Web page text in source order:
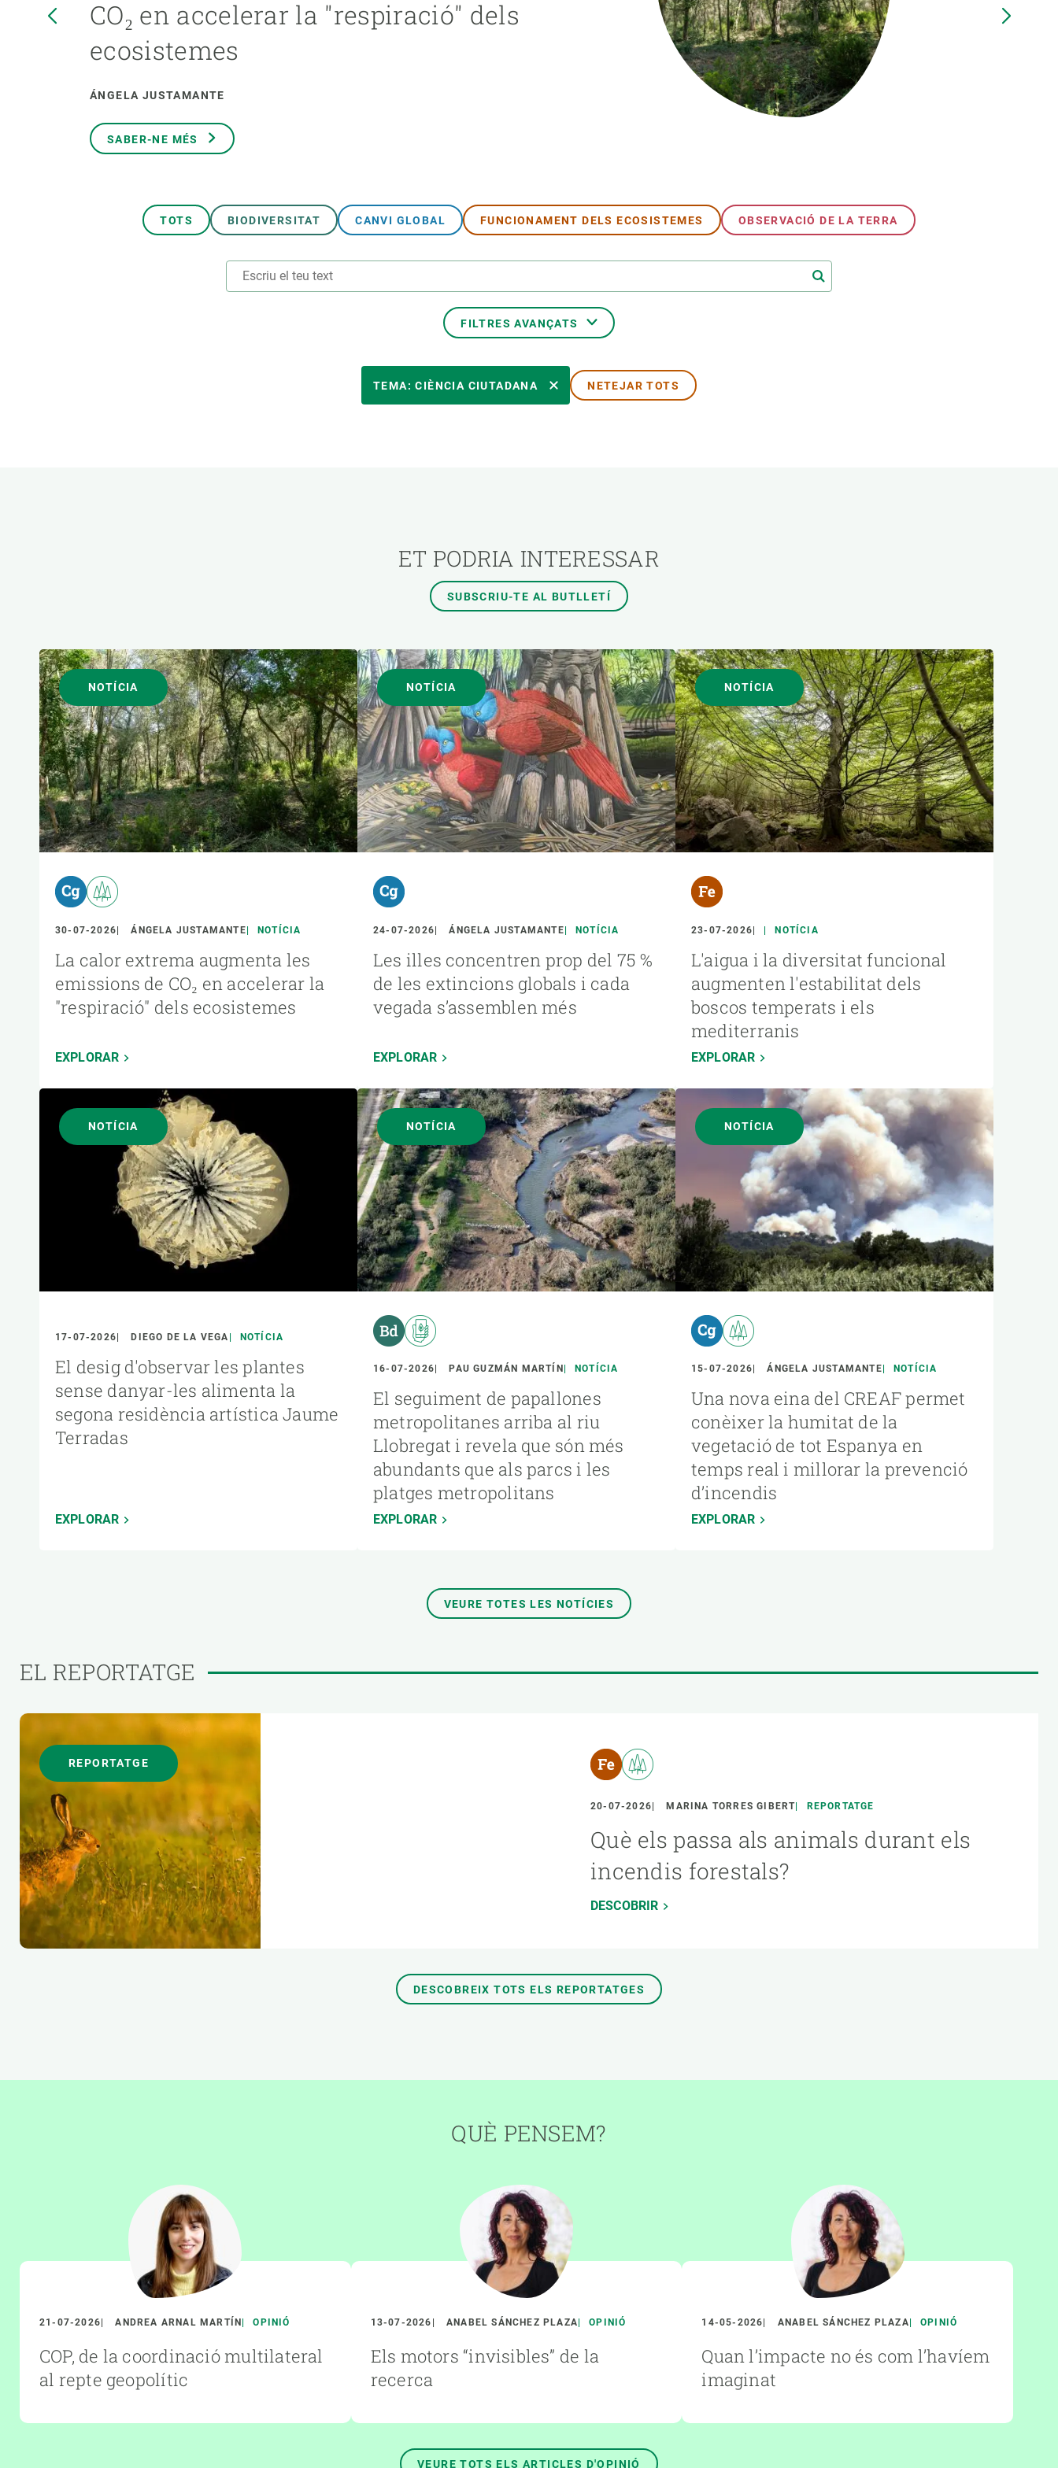
CO₂ en accelerar la "respiració" dels
ecosistemes
ÁNGELA JUSTAMANTE
SABER-NE MÉS
TOTS BIODIVERSITAT CANVI GLOBAL FUNCIONAMENT DELS ECOSISTEMES OBSERVACIÓ DE LA TERRA
FILTRES AVANÇATS
TEMES TRANSVERSALS
TEMA: CIÈNCIA CIUTADANA NETEJAR TOTS
ET PODRIA INTERESSAR
SUBSCRIU-TE AL BUTLLETÍ
NOTÍCIA
30-07-2026 ÁNGELA JUSTAMANTE NOTÍCIA
La calor extrema augmenta les
emissions de CO₂ en accelerar la
"respiració" dels ecosistemes
EXPLORAR
NOTÍCIA
24-07-2026 ÁNGELA JUSTAMANTE NOTÍCIA
Les illes concentren prop del 75 %
de les extincions globals i cada
vegada s’assemblen més
EXPLORAR
NOTÍCIA
23-07-2026 NOTÍCIA
L'aigua i la diversitat funcional
augmenten l'estabilitat dels
boscos temperats i els
mediterranis
EXPLORAR
NOTÍCIA
17-07-2026 DIEGO DE LA VEGA NOTÍCIA
El desig d'observar les plantes
sense danyar-les alimenta la
segona residència artística Jaume
Terradas
EXPLORAR
NOTÍCIA
16-07-2026 PAU GUZMÁN MARTÍN NOTÍCIA
El seguiment de papallones
metropolitanes arriba al riu
Llobregat i revela que són més
abundants que als parcs i les
platges metropolitans
EXPLORAR
NOTÍCIA
15-07-2026 ÁNGELA JUSTAMANTE NOTÍCIA
Una nova eina del CREAF permet
conèixer la humitat de la
vegetació de tot Espanya en
temps real i millorar la prevenció
d’incendis
EXPLORAR
VEURE TOTES LES NOTÍCIES
EL REPORTATGE
REPORTATGE
20-07-2026 MARINA TORRES GIBERT REPORTATGE
Què els passa als animals durant els
incendis forestals?
DESCOBRIR
DESCOBREIX TOTS ELS REPORTATGES
QUÈ PENSEM?
21-07-2026 ANDREA ARNAL MARTÍN OPINIÓ
COP, de la coordinació multilateral
al repte geopolític
13-07-2026 ANABEL SÁNCHEZ PLAZA OPINIÓ
Els motors “invisibles” de la
recerca
14-05-2026 ANABEL SÁNCHEZ PLAZA OPINIÓ
Quan l’impacte no és com l’havíem
imaginat
VEURE TOTS ELS ARTICLES D'OPINIÓ
Marca i logotips
Infraestructures
Equitat, Diversitat i Inclusió (EDI)
Ciència oberta i gestió del coneixement
Documentació
Observació de la terra
Temes transversals
Serveis tècnics Programa de màsters i doctorat
Segell de bones pràctiques HRS4R
Biodiversitat
Canvi global
Funcionament dels ecosistemes
Observació de la terra